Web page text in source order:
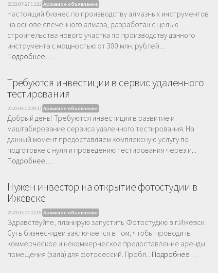
2023-07-27 13:23 Архивное объявление
Настоящий бизнес по производству алмазных инструментов
на основе спеченного алмаза, разработан с целью
строительства нового участка по производству данного
инструмента с мощностью от 300 млн. рублей ...
Подробнее…
Требуются инвестиции в сервис удаленного
тестирования
2020-09-02 09:37 Архивное объявление
Добрый день! Требуются инвестиции в развитие и
маштабирование сервиса удаленного тестирования. На
данный момент предоставляем комплексную услугу по
подготовке с нуля и проведению тестирования через и...
Подробнее…
Нужен инвестор на открытие фотостудии в
Ижевске
2023-03-04 02:16 Архивное объявление
Здравствуйте, планирую запустить Фотостудию в г.Ижевск.
Суть бизнес-идеи заключается в том, чтобы проводить
коммерческое и некоммерческое предоставление аренды
помещения (зала) для фотосессий. Пробл... Подробнее…